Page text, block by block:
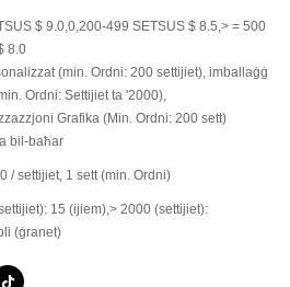
$ 9.0,0,200-499 SETSUS $ 8.5,> = 500
8.0
(min. Ordni: 200 settijiet), imballaġġ
Ordni: Settijiet ta '2000),
Grafika (Min. Ordni: 200 sett)
bil-baħar
/ settijiet, 1 sett (min. Ordni)
15 (ijiem),> 2000 (settijiet):
(ġranet)